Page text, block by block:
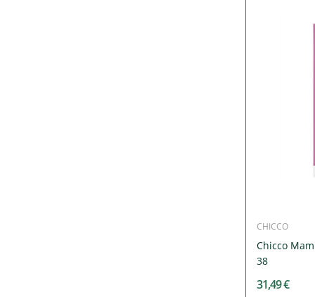
CHICCO
Chicco
38
31,49 €